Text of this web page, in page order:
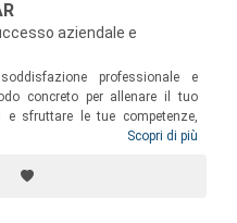
aziendale e
professionale e
concreto per allenare il tuo
sfruttare le tue competenze,
rivoluzionerà la tua vita
libro ti guida con il metodo
la tua attitudine carismatica
Scopri di più